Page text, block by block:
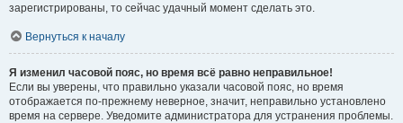
зарегистрированы, то сейчас удачный момент сделать это.
Вернуться к началу
Я изменил часовой пояс, но время всё равно неправильное!
Если вы уверены, что правильно указали часовой пояс, но время
отображается по-прежнему неверное, значит, неправильно установлено
время на сервере. Уведомите администратора для устранения проблемы.